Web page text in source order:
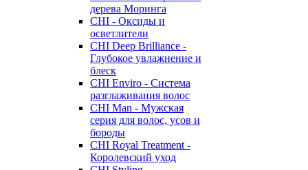
дерева Моринга
CHI - Оксиды и
осветлители
CHI Deep Brilliance -
Глубокое увлажнение и
блеск
CHI Enviro - Система
разглаживания волос
CHI Man - Мужская
серия для волос, усов и
бороды
CHI Royal Treatment -
Королевский уход